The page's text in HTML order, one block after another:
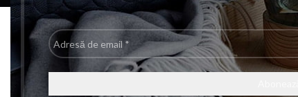
Adresă
de
Prima pagină
Produse etichetate „Coliere prindere”
-6%